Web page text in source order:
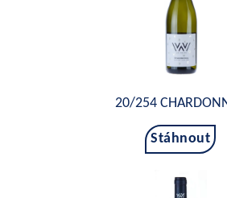
20/254
Stáhnout